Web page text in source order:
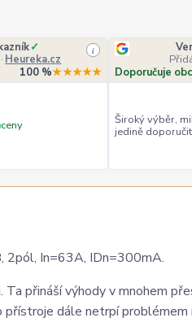
✓
· Heureka.cz
i
100 %★★★★★
ceny
Doporučuje
Široký výběr,
jedině
2pól, In=63A, IDn=300mA.
přináší výhody v mnohem
přístroje dále netrpí